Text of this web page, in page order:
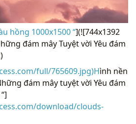
hồng 1000x1500 “](![744x1392
đám mây Tuyệt vời Yêu đám
full/765609.jpg)Hình nền
đám mây tuyệt vời Yêu đám
download/clouds-